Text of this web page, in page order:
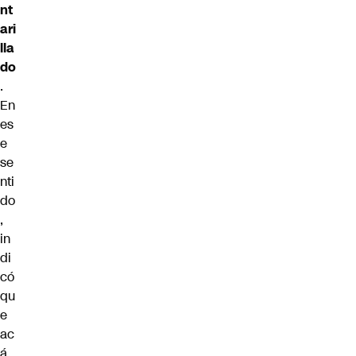
nt
ari
lla
do
.
En
es
e
se
nti
do
,
in
di
có
qu
e
ac